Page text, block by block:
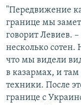
"Передвижение
границе мы
говорит Левиев.
несколько
что мы видели
в казармах, и
техники. После
границе с